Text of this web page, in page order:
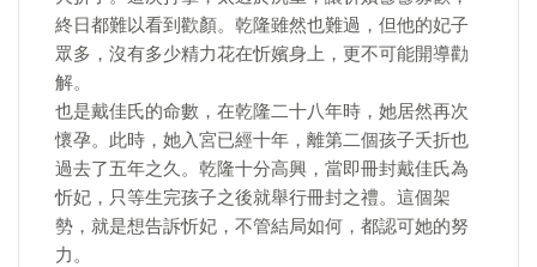
終日都難以看到歡顏。乾隆雖然也難過，但他的妃子
眾多，沒有多少精力花在忻嬪身上，更不可能開導勸
解。
也是戴佳氏的命數，在乾隆二十八年時，她居然再次
懷孕。此時，她入宮已經十年，離第二個孩子夭折也
過去了五年之久。乾隆十分高興，當即冊封戴佳氏為
忻妃，只等生完孩子之後就舉行冊封之禮。這個架
勢，就是想告訴忻妃，不管結局如何，都認可她的努
力。